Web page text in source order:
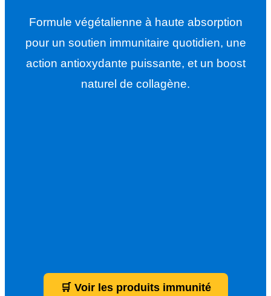
Formule végétalienne à haute absorption
pour un soutien immunitaire quotidien, une
action antioxydante puissante, et un boost
naturel de collagène.
🛒 Voir les produits immunité